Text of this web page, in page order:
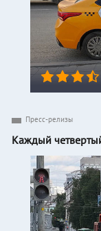
Пресс-релизы
Каждый